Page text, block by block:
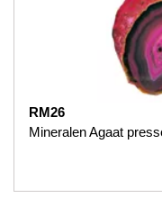
RM26
Mineralen Agaat